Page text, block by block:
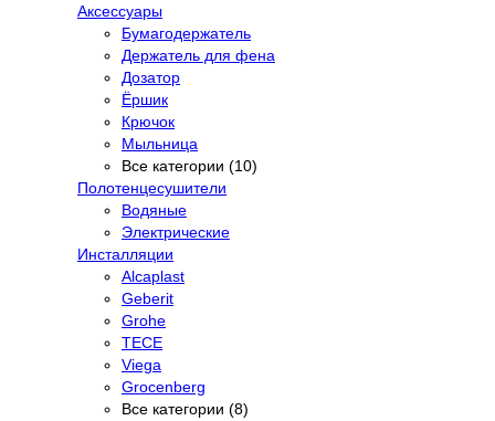
Аксессуары
Бумагодержатель
Держатель для фена
Дозатор
Ёршик
Крючок
Мыльница
Все категории (10)
Полотенцесушители
Водяные
Электрические
Инсталляции
Alcaplast
Geberit
Grohe
TECE
Viega
Grocenberg
Все категории (8)